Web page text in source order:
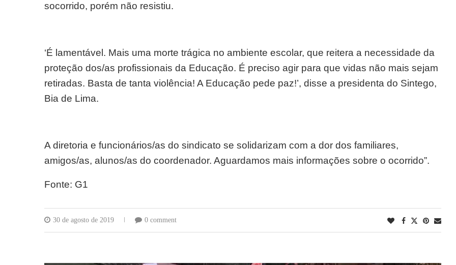
socorrido, porém não resistiu.
‘É lamentável. Mais uma morte trágica no ambiente escolar, que reitera a necessidade da
proteção dos/as profissionais da Educação. É preciso agir para que vidas não mais sejam
retiradas. Basta de tanta violência! A Educação pede paz!’, disse a presidenta do Sintego,
Bia de Lima.
A diretoria e funcionários/as do sindicato se solidarizam com a dor dos familiares,
amigos/as, alunos/as do coordenador. Aguardamos mais informações sobre o ocorrido”.
Fonte: G1
30 de agosto de 2019 0 comment